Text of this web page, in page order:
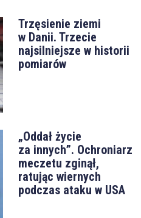
Trzęsienie ziemi
w Danii. Trzecie
najsilniejsze w historii
pomiarów
„Oddał życie
za innych”. Ochroniarz
meczetu zginął,
ratując wiernych
podczas ataku w USA